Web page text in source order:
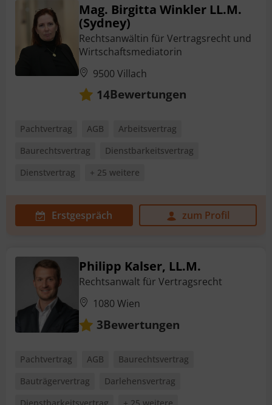
Mag. Birgitta Winkler LL.M.
(Sydney)
Rechtsanwältin für Vertragsrecht und
Wirtschaftsmediatorin
9500 Villach
14Bewertungen
Pachtvertrag AGB
Arbeitsvertrag
Baurechtsvertrag
Dienstbarkeitsvertrag
Dienstvertrag
+ 25 weitere
Erstgespräch zum Profil
Philipp Kalser, LL.M.
Rechtsanwalt für Vertragsrecht
1080 Wien
3Bewertungen
Pachtvertrag AGB
Baurechtsvertrag
Bauträgervertrag
Darlehensvertrag